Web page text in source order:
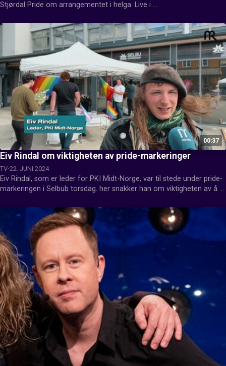
Stjørdal Pride om arrangementet i helga. Live i
00:37
Eiv Rindal om viktigheten av pride-markeringer
TV 22. JUNI 2024
Eiv Rindal, som er leder for PKI Midt-Norge, var til stede under pride-
markeringen i Selbub torsdag. her snakker han om viktigheten av å